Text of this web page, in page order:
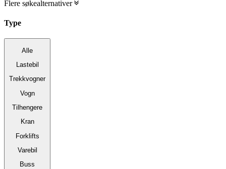
Flere søkealternativer
Type
Alle
Lastebil
Trekkvogner
Vogn
Tilhengere
Kran
Forklifts
Varebil
Buss